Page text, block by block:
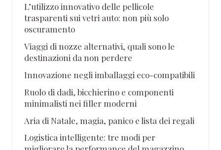
L’utilizzo innovativo delle pellicole
trasparenti sui vetri auto: non più solo
oscuramento
Viaggi di nozze alternativi, quali sono le
destinazioni da non perdere
Innovazione negli imballaggi eco-compatibili
Ruolo di dadi, bicchierino e componenti
minimalisti nei filler moderni
Aria di Natale, magia, panico e lista dei regali
Logistica intelligente: tre modi per